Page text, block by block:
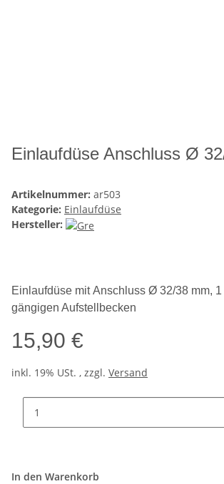
Einlaufdüse Anschluss Ø
Artikelnummer: ar503
Kategorie: Einlaufdüse
Hersteller:
Einlaufdüse mitAnschluss Ø 32/38 mm, 1
gängigen Aufstellbecken
15,90 €
inkl. 19% USt. , zzgl. Versand
In den Warenkorb